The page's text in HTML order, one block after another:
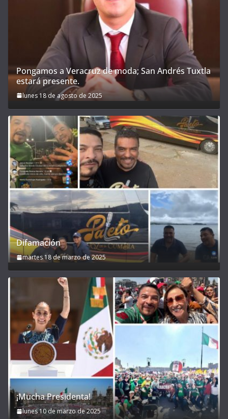
Pongamos a Veracruz de moda; San Andrés Tuxtla
estará presente.
lunes 18 de agosto de 2025
Difamación
martes 18 de marzo de 2025
¡Mucha Presidenta!
lunes 10 de marzo de 2025